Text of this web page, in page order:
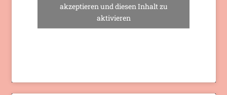
akzeptieren und diesen Inhalt zu
aktivieren